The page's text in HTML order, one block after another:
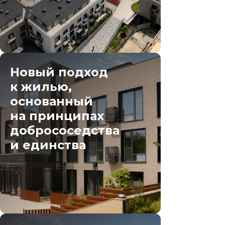
Новый подход
к жилью,
основанный
на принципах
добрососедства
и единства